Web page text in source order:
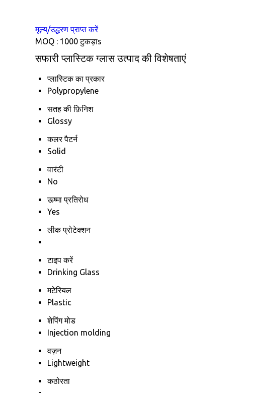
मूल्य/उद्धरण प्राप्त करें
MOQ : 1000 टुकड़ाs
सफारी प्लास्टिक ग्लास उत्पाद की विशेषताएं
प्लास्टिक का प्रकार
Polypropylene
सतह की फ़िनिश
Glossy
कलर पैटर्न
Solid
वारंटी
No
ऊष्मा प्रतिरोध
Yes
लीक प्रोटेक्शन
टाइप करें
Drinking Glass
मटेरियल
Plastic
शेपिंग मोड
Injection molding
वज़न
Lightweight
कठोरता